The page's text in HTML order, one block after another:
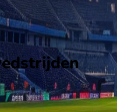
de strijd aan met